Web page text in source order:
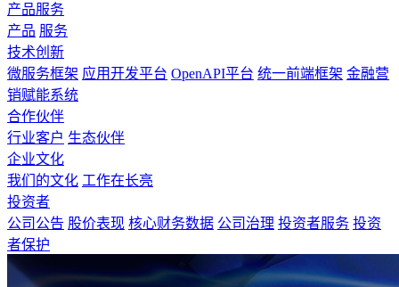
产品服务
产品 服务
技术创新
微服务框架 应用开发平台 OpenAPI平台 统一前端框架 金融营
销赋能系统
合作伙伴
行业客户 生态伙伴
企业文化
我们的文化 工作在长亮
投资者
公司公告 股价表现 核心财务数据 公司治理 投资者服务 投资
者保护